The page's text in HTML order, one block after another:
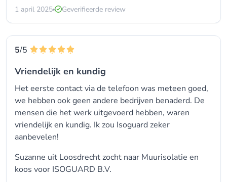
1 april 2025 Geverifieerde review
5/5
Vriendelijk en kundig
Het eerste contact via de telefoon was meteen goed,
we hebben ook geen andere bedrijven benaderd. De
mensen die het werk uitgevoerd hebben, waren
vriendelijk en kundig. Ik zou Isoguard zeker
aanbevelen!
Suzanne uit Loosdrecht zocht naar Muurisolatie en
koos voor ISOGUARD B.V.